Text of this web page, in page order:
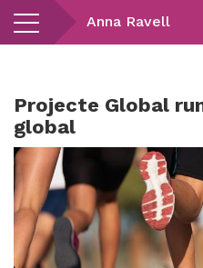
Vés
Anna Ravell
Projecte Global
global